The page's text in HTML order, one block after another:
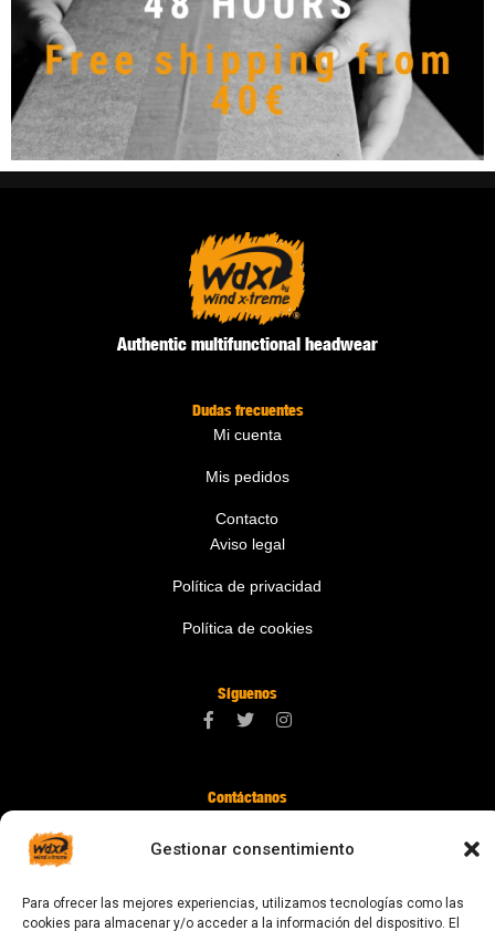
Gestionar consentimiento
Para ofrecer las mejores experiencias, utilizamos tecnologías como las
cookies para almacenar y/o acceder a la información del dispositivo. El
Authentic multifunctional headwear
Dudas frecuentes
Mi cuenta
Mis pedidos
Contacto
Aviso legal
Política de privacidad
Política de cookies
Síguenos
Contáctanos
08024 Barcelona